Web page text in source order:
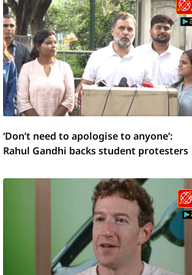
‘Don’t need to apologise to anyone’:
Rahul Gandhi backs student protesters